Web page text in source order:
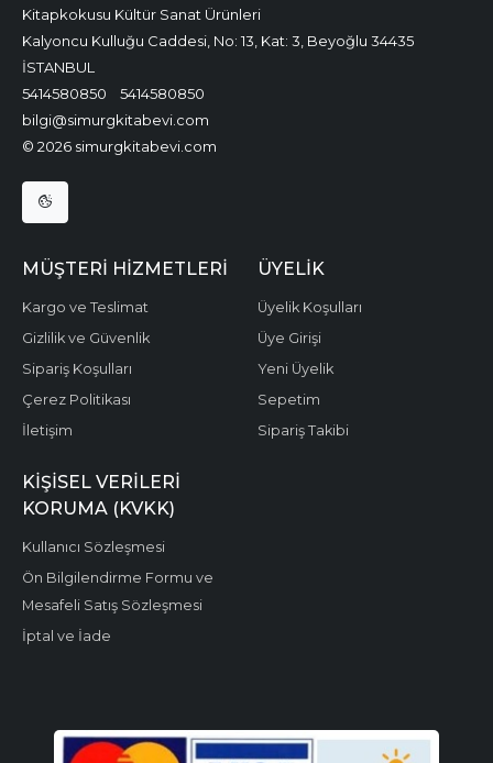
Kitapkokusu Kültür Sanat Ürünleri
Kalyoncu Kulluğu Caddesi, No: 13, Kat: 3, Beyoğlu 34435
İSTANBUL
5414580850
5414580850
bilgi@simurgkitabevi.com
© 2026 simurgkitabevi.com
MÜŞTERI HIZMETLERI
Kargo ve Teslimat
Gizlilik ve Güvenlik
Sipariş Koşulları
Çerez Politikası
İletişim
ÜYELIK
Üyelik Koşulları
Üye Girişi
Yeni Üyelik
Sepetim
Sipariş Takibi
KIŞISEL VERILERI
KORUMA (KVKK)
Kullanıcı Sözleşmesi
Ön Bilgilendirme Formu ve
Mesafeli Satış Sözleşmesi
İptal ve İade